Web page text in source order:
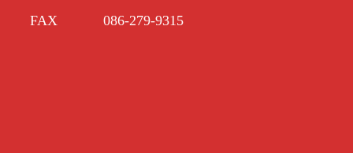
FAX
086-279-9315